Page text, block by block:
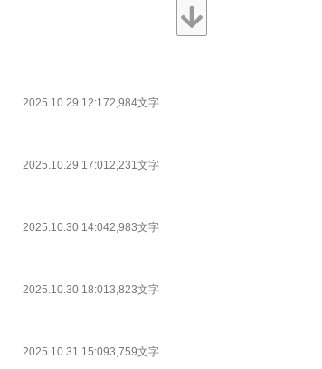
2025.10.29 12:172,984文字
2025.10.29 17:012,231文字
2025.10.30 14:042,983文字
2025.10.30 18:013,823文字
2025.10.31 15:093,759文字